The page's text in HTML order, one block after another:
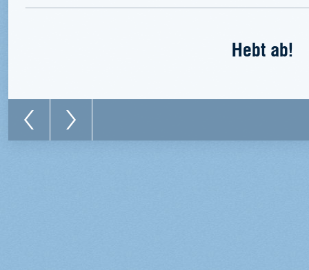
Hebt ab!